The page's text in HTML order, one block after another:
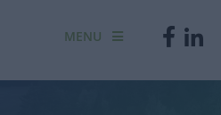
MENU